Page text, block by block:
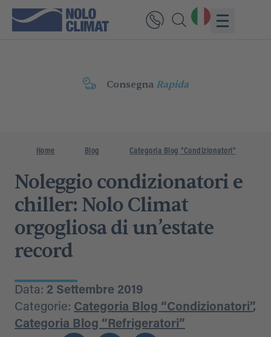
Consegna Rapida
Home Blog Categoria Blog "Condizionatori"
Noleggio condizionatori e
chiller: Nolo Climat
orgogliosa di un’estate
record
Data: 2 Settembre 2019
Categorie: Categoria Blog “Condizionatori”,
Categoria Blog “Refrigeratori”